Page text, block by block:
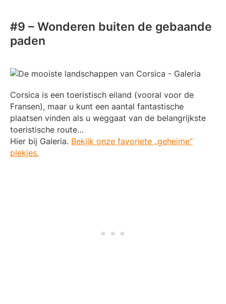
#9 – Wonderen buiten de gebaande
paden
Corsica is een toeristisch eiland (vooral voor de
Fransen), maar u kunt een aantal fantastische
plaatsen vinden als u weggaat van de belangrijkste
toeristische route…
Hier bij Galeria. Bekijk onze favoriete „geheime”
plekjes.